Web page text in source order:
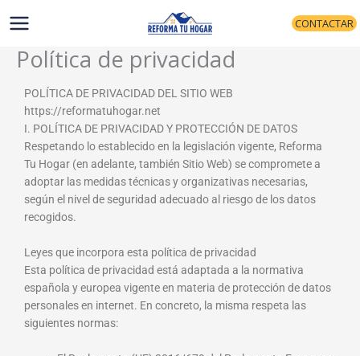
CONTACTAR
Política de privacidad
POLÍTICA DE PRIVACIDAD DEL SITIO WEB
https://reformatuhogar.net
I. POLÍTICA DE PRIVACIDAD Y PROTECCIÓN DE DATOS
Respetando lo establecido en la legislación vigente, Reforma
Tu Hogar (en adelante, también Sitio Web) se compromete a
adoptar las medidas técnicas y organizativas necesarias,
según el nivel de seguridad adecuado al riesgo de los datos
recogidos.
Leyes que incorpora esta política de privacidad
Esta política de privacidad está adaptada a la normativa
española y europea vigente en materia de protección de datos
personales en internet. En concreto, la misma respeta las
siguientes normas: